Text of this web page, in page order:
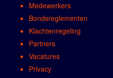
Medewerkers
Bondsreglementen
Klachtenregeling
Partners
Vacatures
Privacy